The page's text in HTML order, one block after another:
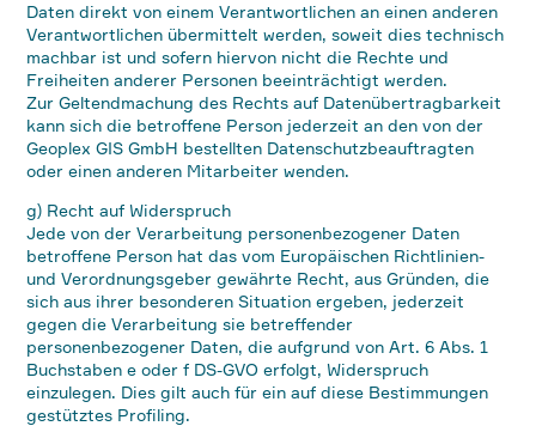
Daten direkt von einem Verantwortlichen an einen anderen
Verantwortlichen übermittelt werden, soweit dies technisch
machbar ist und sofern hiervon nicht die Rechte und
Freiheiten anderer Personen beeinträchtigt werden.
Zur Geltendmachung des Rechts auf Datenübertragbarkeit
kann sich die betroffene Person jederzeit an den von der
Geoplex GIS GmbH bestellten Datenschutzbeauftragten
oder einen anderen Mitarbeiter wenden.
g) Recht auf Widerspruch
Jede von der Verarbeitung personenbezogener Daten
betroffene Person hat das vom Europäischen Richtlinien-
und Verordnungsgeber gewährte Recht, aus Gründen, die
sich aus ihrer besonderen Situation ergeben, jederzeit
gegen die Verarbeitung sie betreffender
personenbezogener Daten, die aufgrund von Art. 6 Abs. 1
Buchstaben e oder f DS-GVO erfolgt, Widerspruch
einzulegen. Dies gilt auch für ein auf diese Bestimmungen
gestütztes Profiling.